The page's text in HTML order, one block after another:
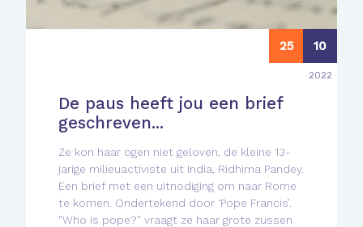
25 10
2022
De paus heeft jou een brief
geschreven...
Ze kon haar ogen niet geloven, de kleine 13-
jarige milieuactiviste uit India, Ridhima Pandey.
Een brief met een uitnodiging om naar Rome
te komen. Ondertekend door ‘Pope Francis’.
"Who is pope?" vraagt ze haar grote zussen